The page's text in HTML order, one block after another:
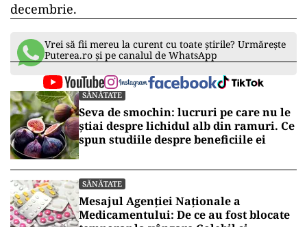
decembrie.
Vrei să fii mereu la curent cu toate știrile? Urmărește
Puterea.ro și pe canalul de WhatsApp
SĂNĂTATE
Seva de smochin: lucruri pe care nu le
știai despre lichidul alb din ramuri. Ce
spun studiile despre beneficiile ei
SĂNĂTATE
Mesajul Agenției Naționale a
Medicamentului: De ce au fost blocate